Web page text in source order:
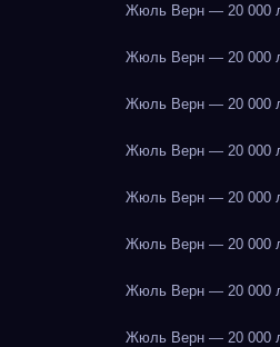
Жюль Верн — 20 000
Жюль Верн — 20 000
Жюль Верн — 20 000
Жюль Верн — 20 000
Жюль Верн — 20 000
Жюль Верн — 20 000
Жюль Верн — 20 000
Жюль Верн — 20 000